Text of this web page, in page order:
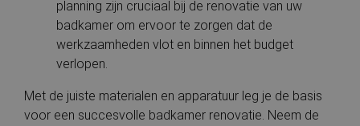
planning zijn cruciaal bij de renovatie van uw
badkamer om ervoor te zorgen dat de
werkzaamheden vlot en binnen het budget
verlopen.
Met de juiste materialen en apparatuur leg je de basis
voor een succesvolle badkamer renovatie. Neem de